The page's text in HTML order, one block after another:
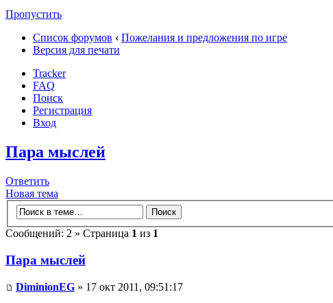
Пропустить
Список форумов ‹ Пожелания и предложения по игре
Версия для печати
Tracker
FAQ
Поиск
Регистрация
Вход
Пара мыслей
Ответить
Новая тема
Сообщений: 2 » Страница 1 из 1
Пара мыслей
DiminionEG » 17 окт 2011, 09:51:17